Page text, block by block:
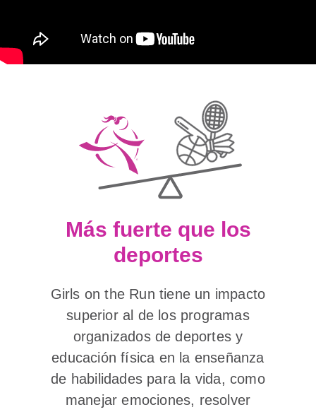
Más fuerte que los
deportes
Girls on the Run tiene un impacto
superior al de los programas
organizados de deportes y
educación física en la enseñanza
de habilidades para la vida, como
manejar emociones, resolver